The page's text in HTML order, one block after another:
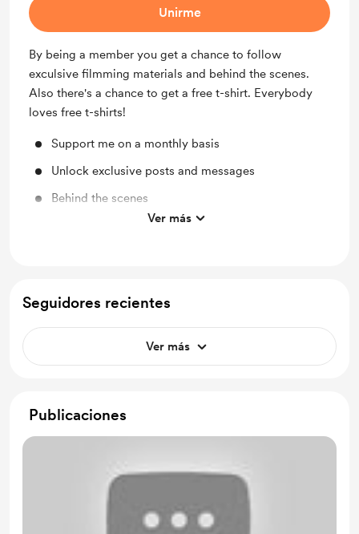
Unirme
By being a member you get a chance to follow
exculsive filmming materials and behind the scenes.
Also there's a chance to get a free t-shirt. Everybody
loves free t-shirts!
Support me on a monthly basis
Unlock exclusive posts and messages
Behind the scenes
Ver más
Seguidores recientes
Ver más
Publicaciones